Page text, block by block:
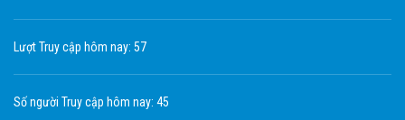
Lượt Truy cập hôm nay: 57
Số người Truy cập hôm nay: 45